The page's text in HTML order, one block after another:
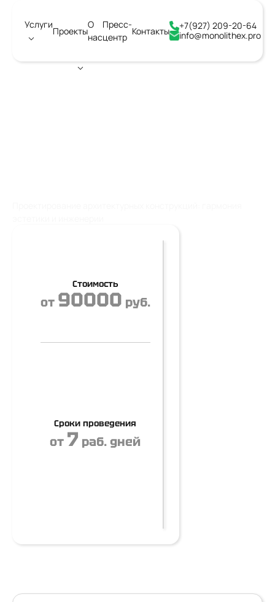
Услуги
Проекты
О
нас
Пресс-
центр
Контакты
+7(927) 209-20-64
info@monolithex.pro
Стоимость
от 90000 руб.
Сроки проведения
от 7 раб. дней